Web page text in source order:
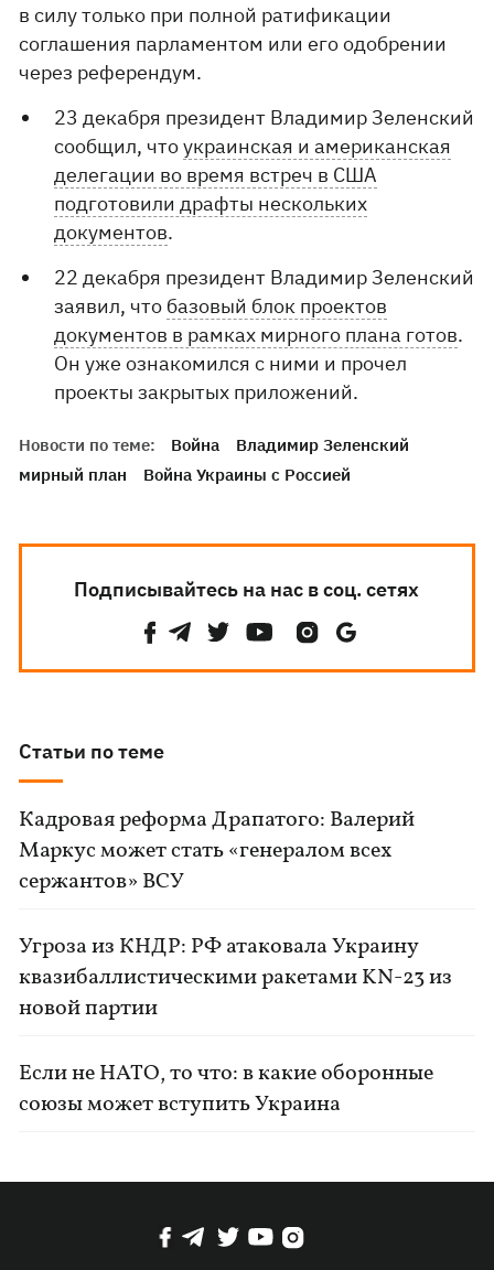
в силу только при полной ратификации
соглашения парламентом или его одобрении
через референдум.
23 декабря президент Владимир Зеленский
сообщил, чтоукраинская и американская
делегации во время встреч в США
подготовили драфты нескольких
документов.
22 декабря президент Владимир Зеленский
заявил, что базовый блок проектов
документов в рамках мирного плана готов.
Он уже ознакомился с ними и прочел
проекты закрытых приложений.
Новости по теме: Война
Владимир Зеленский
мирный план
Война Украины с Россией
Подписывайтесь на нас в соц. сетях
Статьи по теме
Кадровая реформа Драпатого: Валерий
Маркус может стать «генералом всех
сержантов» ВСУ
Угроза из КНДР: РФ атаковала Украину
квазибаллистическими ракетами KN-23 из
новой партии
Если не НАТО, то что: в какие оборонные
союзы может вступить Украина